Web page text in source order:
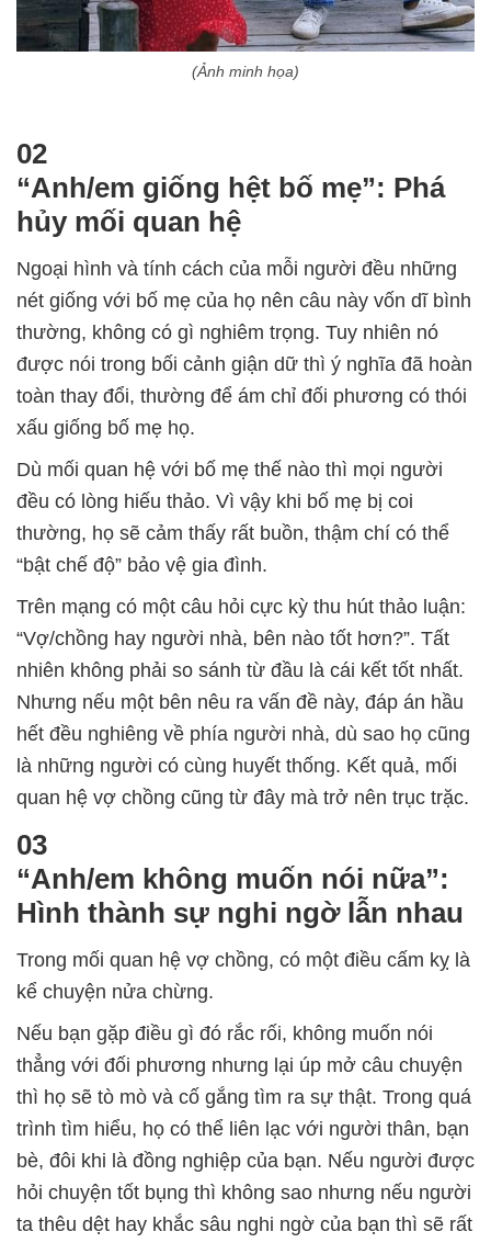
(Ảnh minh họa)
02
“Anh/em giống hệt bố mẹ”: Phá
hủy mối quan hệ
Ngoại hình và tính cách của mỗi người đều những
nét giống với bố mẹ của họ nên câu này vốn dĩ bình
thường, không có gì nghiêm trọng. Tuy nhiên nó
được nói trong bối cảnh giận dữ thì ý nghĩa đã hoàn
toàn thay đổi, thường để ám chỉ đối phương có thói
xấu giống bố mẹ họ.
Dù mối quan hệ với bố mẹ thế nào thì mọi người
đều có lòng hiếu thảo. Vì vậy khi bố mẹ bị coi
thường, họ sẽ cảm thấy rất buồn, thậm chí có thể
“bật chế độ” bảo vệ gia đình.
Trên mạng có một câu hỏi cực kỳ thu hút thảo luận:
“Vợ/chồng hay người nhà, bên nào tốt hơn?”. Tất
nhiên không phải so sánh từ đầu là cái kết tốt nhất.
Nhưng nếu một bên nêu ra vấn đề này, đáp án hầu
hết đều nghiêng về phía người nhà, dù sao họ cũng
là những người có cùng huyết thống. Kết quả, mối
quan hệ vợ chồng cũng từ đây mà trở nên trục trặc.
03
“Anh/em không muốn nói nữa”:
Hình thành sự nghi ngờ lẫn nhau
Trong mối quan hệ vợ chồng, có một điều cấm kỵ là
kể chuyện nửa chừng.
Nếu bạn gặp điều gì đó rắc rối, không muốn nói
thẳng với đối phương nhưng lại úp mở câu chuyện
thì họ sẽ tò mò và cố gắng tìm ra sự thật. Trong quá
trình tìm hiểu, họ có thể liên lạc với người thân, bạn
bè, đôi khi là đồng nghiệp của bạn. Nếu người được
hỏi chuyện tốt bụng thì không sao nhưng nếu người
ta thêu dệt hay khắc sâu nghi ngờ của bạn thì sẽ rất